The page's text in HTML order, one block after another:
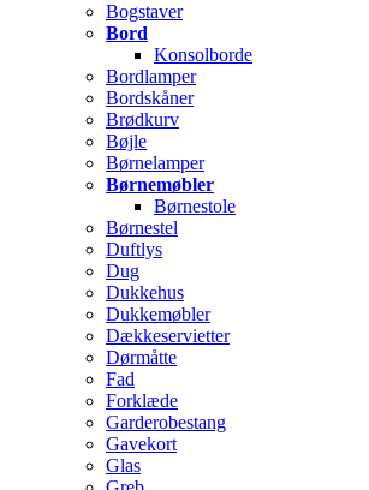
Bogstaver
Bord
Konsolborde
Bordlamper
Bordskåner
Brødkurv
Bøjle
Børnelamper
Børnemøbler
Børnestole
Børnestel
Duftlys
Dug
Dukkehus
Dukkemøbler
Dækkeservietter
Dørmåtte
Fad
Forklæde
Garderobestang
Gavekort
Glas